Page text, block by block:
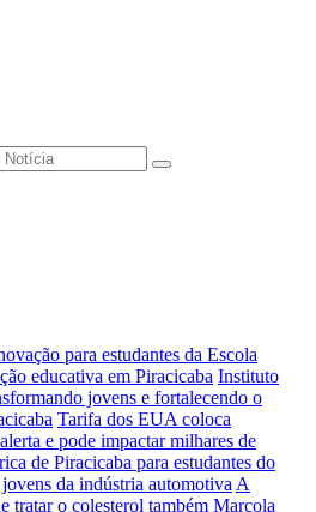
para estudantes da Escola
educativa em Piracicaba Instituto
jovens e fortalecendo o
Tarifa dos EUA coloca
e pode impactar milhares de
de Piracicaba para estudantes do
da indústria automotiva A
tratar o colesterol também Marcola